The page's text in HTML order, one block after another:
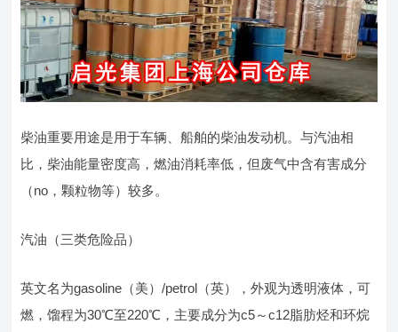
柴油重要用途是用于车辆、船舶的柴油发动机。与汽油相
比，柴油能量密度高，燃油消耗率低，但废气中含有害成分
（no，颗粒物等）较多。
汽油（三类危险品）
英文名为gasoline（美）/petrol（英），外观为透明液体，可
燃，馏程为30℃至220℃，主要成分为c5～c12脂肪烃和环烷